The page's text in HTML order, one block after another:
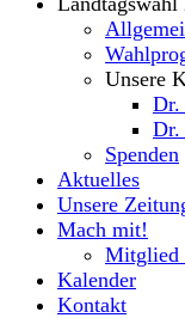
Unsere
Dr.
Dr.
Spenden
Aktuelles
Unsere
Mach mit!
Mitglied
Kalender
Kontakt